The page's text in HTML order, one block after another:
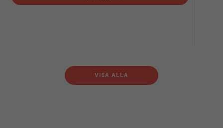
VISA ALLA